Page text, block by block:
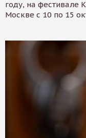
году, на фестивале
Москве с 10 по 15